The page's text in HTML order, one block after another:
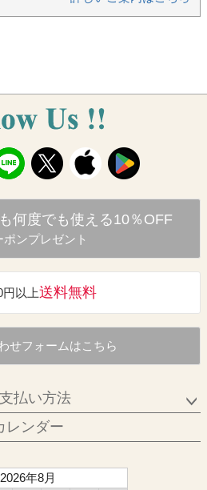
何度でも使える10％OFF
ポンプレゼント
円以上送料無料
せフォームはこちら
払い方法
レンダー
2026年8月